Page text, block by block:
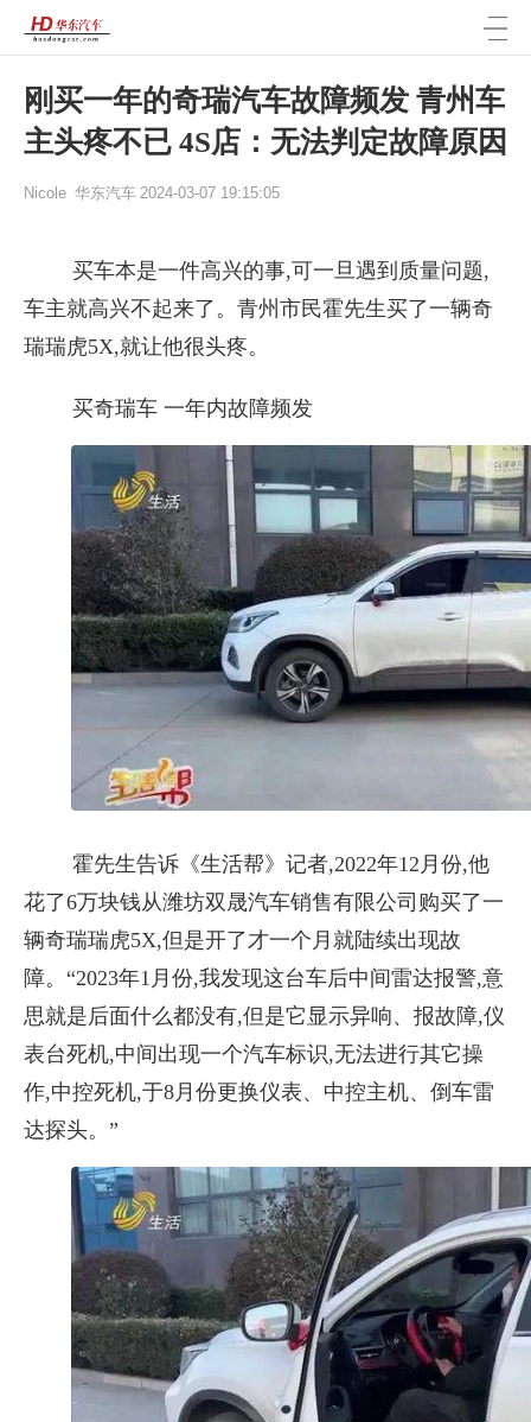
刚买一年的奇瑞汽车故障频发 青州车
主头疼不已 4S店：无法判定故障原因
Nicole 华东汽车 2024-03-07 19:15:05
买车本是一件高兴的事,可一旦遇到质量问题,
车主就高兴不起来了。青州市民霍先生买了一辆奇
瑞瑞虎5X,就让他很头疼。
买奇瑞车 一年内故障频发
霍先生告诉《生活帮》记者,2022年12月份,他
花了6万块钱从潍坊双晟汽车销售有限公司购买了一
辆奇瑞瑞虎5X,但是开了才一个月就陆续出现故
障。“2023年1月份,我发现这台车后中间雷达报警,意
思就是后面什么都没有,但是它显示异响、报故障,仪
表台死机,中间出现一个汽车标识,无法进行其它操
作,中控死机,于8月份更换仪表、中控主机、倒车雷
达探头。”